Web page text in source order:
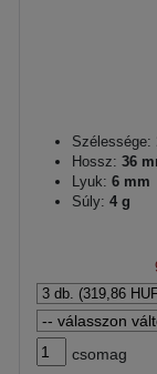
Szélessége:
Hossz: 36
Lyuk: 6 mm
Súly: 4 g
csomag